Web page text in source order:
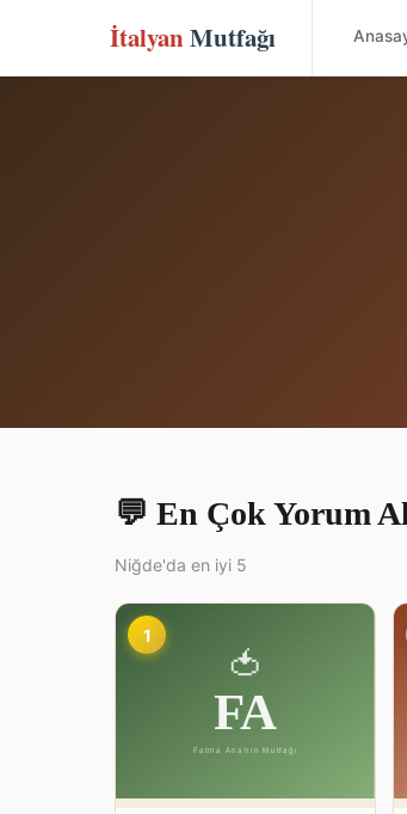
İtalyan Mutfağı
💬 En Çok Yorum
Niğde'da en iyi 5
1